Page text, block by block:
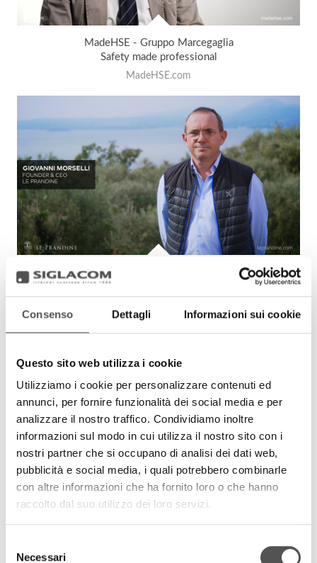
Consenso Dettagli Informazioni sui cookie
Questo sito web utilizza i cookie
Utilizziamo i cookie per personalizzare contenuti ed
annunci, per fornire funzionalità dei social media e per
analizzare il nostro traffico. Condividiamo inoltre
informazioni sul modo in cui utilizza il nostro sito con i
nostri partner che si occupano di analisi dei dati web,
pubblicità e social media, i quali potrebbero combinarle
con altre informazioni che ha fornito loro o che hanno
raccolto dal suo utilizzo dei loro servizi.
delNecessari
MadeHSE - Gruppo Marcegaglia
Safety made professional
MadeHSE.com
Demiart.com